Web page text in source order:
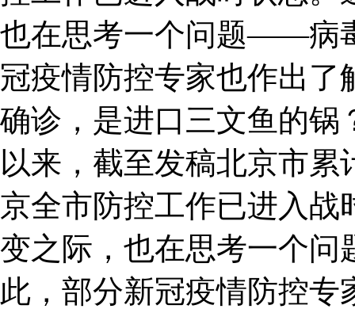
也在思考一个问题——病
冠疫情防控专家也作出了
确诊，是进口三文鱼的锅
以来，截至发稿北京市
京全市防控工作已进入战
变之际，也在思考一个
此，部分新冠疫情防控